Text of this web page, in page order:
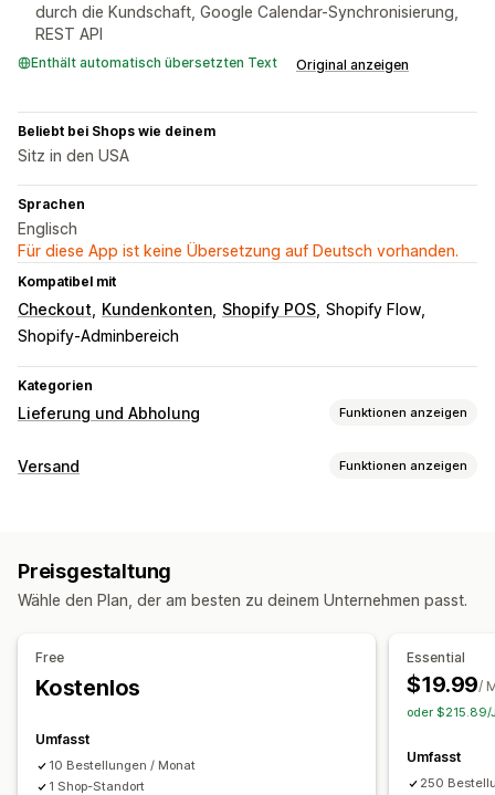
durch die Kundschaft, Google Calendar-Synchronisierung,
REST API
Enthält automatisch übersetzten Text Original anzeigen
Beliebt bei Shops wie deinem
Sitz in den USA
Sprachen
Englisch
Für diese App ist keine Übersetzung auf Deutsch vorhanden.
Kompatibel mit
Checkout Kundenkonten Shopify POS Shopify Flow
Shopify-Adminbereich
Kategorien
Lieferung und Abholung Funktionen anzeigen
Zustellungsoptionen
Adressvalidierung Versandetiketten
Benutzerdefinierte Nachrichten
Abholoptionen
Kontaktlos
Im Geschäft
Bestellbeschränkungen
Tracking in Echtzeit
Versand Funktionen anzeigen
Lieferscheine Rücksendeetiketten
Kommissionierlisten Versandregeln Lieferdatum
Versanddienstleisterauswahl
Verwaltung von Lieferungen
Bestellsynchronisierung
E-Mail-Benachrichtigungen
Preisgestaltung
Wähle den Plan, der am besten zu deinem Unternehmen passt.
Free
Kostenlos
Umfasst
10 Bestellungen / Monat
1 Shop-Standort
Essential
$19.99/
oder $215.89/
Umfasst
250